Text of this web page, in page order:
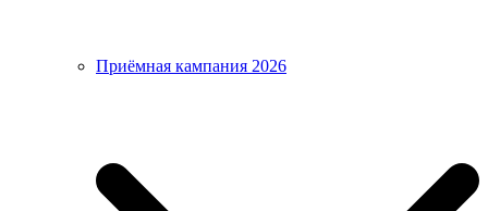
Приёмная кампания 2026